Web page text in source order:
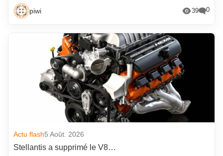
piwi 39 0
Actu flash5 Août. 2026
Stellantis a supprimé le V8…